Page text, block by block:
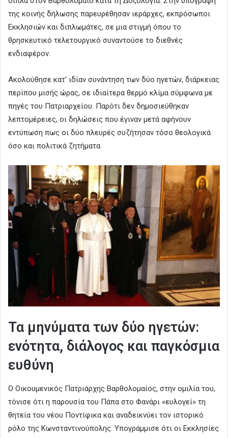
της κοινής δήλωσης παρευρέθησαν ιεράρχες, εκπρόσωποι
Εκκλησιών και διπλωμάτες, σε μια στιγμή όπου το
θρησκευτικό τελετουργικό συναντούσε το διεθνές
ενδιαφέρον.
Ακολούθησε κατ’ ιδίαν συνάντηση των δύο ηγετών, διάρκειας
περίπου μισής ώρας, σε ιδιαίτερα θερμό κλίμα σύμφωνα με
πηγές του Πατριαρχείου. Παρότι δεν δημοσιεύθηκαν
λεπτομέρειες, οι δηλώσεις που έγιναν μετά αφήνουν
εντύπωση πως οι δύο πλευρές συζήτησαν τόσο θεολογικά
όσο και πολιτικά ζητήματα.
Τα μηνύματα των δύο ηγετών:
ενότητα, διάλογος και παγκόσμια
ευθύνη
Ο Οικουμενικός Πατριάρχης Βαρθολομαίος, στην ομιλία του,
τόνισε ότι η παρουσία του Πάπα στο Φανάρι «ευλογεί» τη
θητεία του νέου Ποντίφικα και αναδεικνύει τον ιστορικό
ρόλο της Κωνσταντινούπολης. Υπογράμμισε ότι οι Εκκλησίες